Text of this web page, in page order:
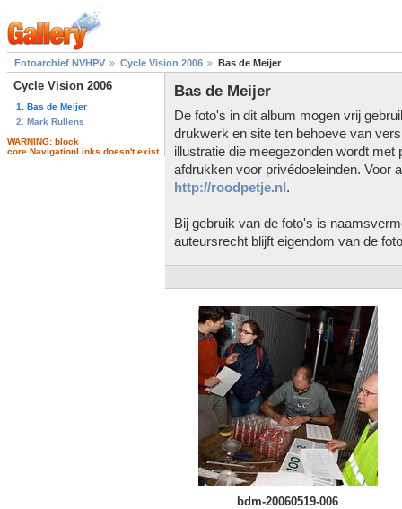
Fotoarchief NVHPV Cycle Vision 2006 Bas de Meijer
Cycle Vision 2006
1. Bas de Meijer
2. Mark Rullens
WARNING: block
core.NavigationLinks doesn't exist.
Bas de Meijer
De foto's in dit album mogen vrij
drukwerk en site ten behoeve van
illustratie die meegezonden wordt
afdrukken voor privédoeleinden. Voor
http://roodpetje.nl .
Bij gebruik van de foto's is
auteursrecht blijft eigendom van de
bdm-20060519-006